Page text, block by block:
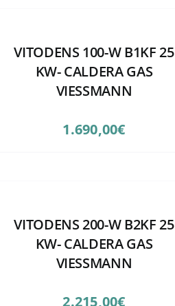
VITODENS 100-W B1KF 25
KW- CALDERA GAS
VIESSMANN
1.690,00€
VITODENS 200-W B2KF 25
KW- CALDERA GAS
VIESSMANN
2.215,00€